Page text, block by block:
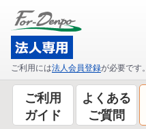
ご利用には法人会員登録が必要です。
ご利用
ガイド
よくある
ご質問